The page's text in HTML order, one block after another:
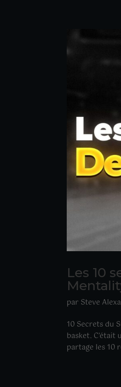
Les 10
par Steve
10 Secrets du
basket.
partage les 10